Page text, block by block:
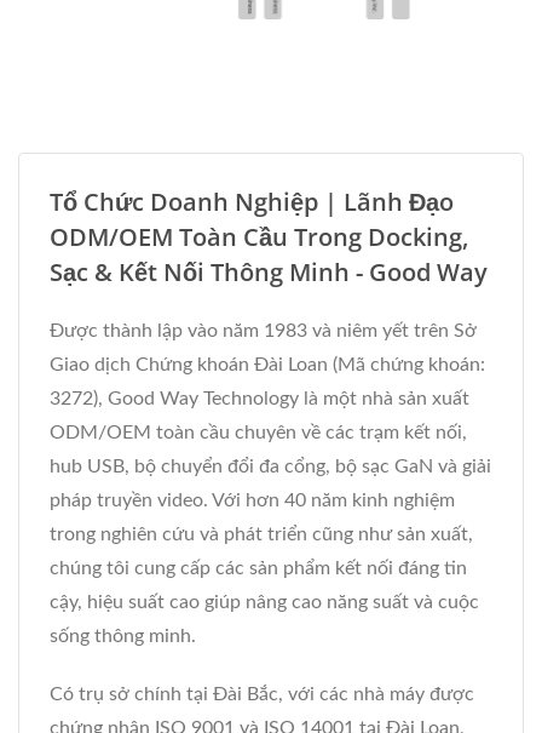
Tổ Chức Doanh Nghiệp | Lãnh Đạo
ODM/OEM Toàn Cầu Trong Docking,
Sạc & Kết Nối Thông Minh - Good Way
Được thành lập vào năm 1983 và niêm yết trên Sở
Giao dịch Chứng khoán Đài Loan (Mã chứng khoán:
3272), Good Way Technology là một nhà sản xuất
ODM/OEM toàn cầu chuyên về các trạm kết nối,
hub USB, bộ chuyển đổi đa cổng, bộ sạc GaN và giải
pháp truyền video. Với hơn 40 năm kinh nghiệm
trong nghiên cứu và phát triển cũng như sản xuất,
chúng tôi cung cấp các sản phẩm kết nối đáng tin
cậy, hiệu suất cao giúp nâng cao năng suất và cuộc
sống thông minh.
Có trụ sở chính tại Đài Bắc, với các nhà máy được
chứng nhận ISO 9001 và ISO 14001 tại Đài Loan,